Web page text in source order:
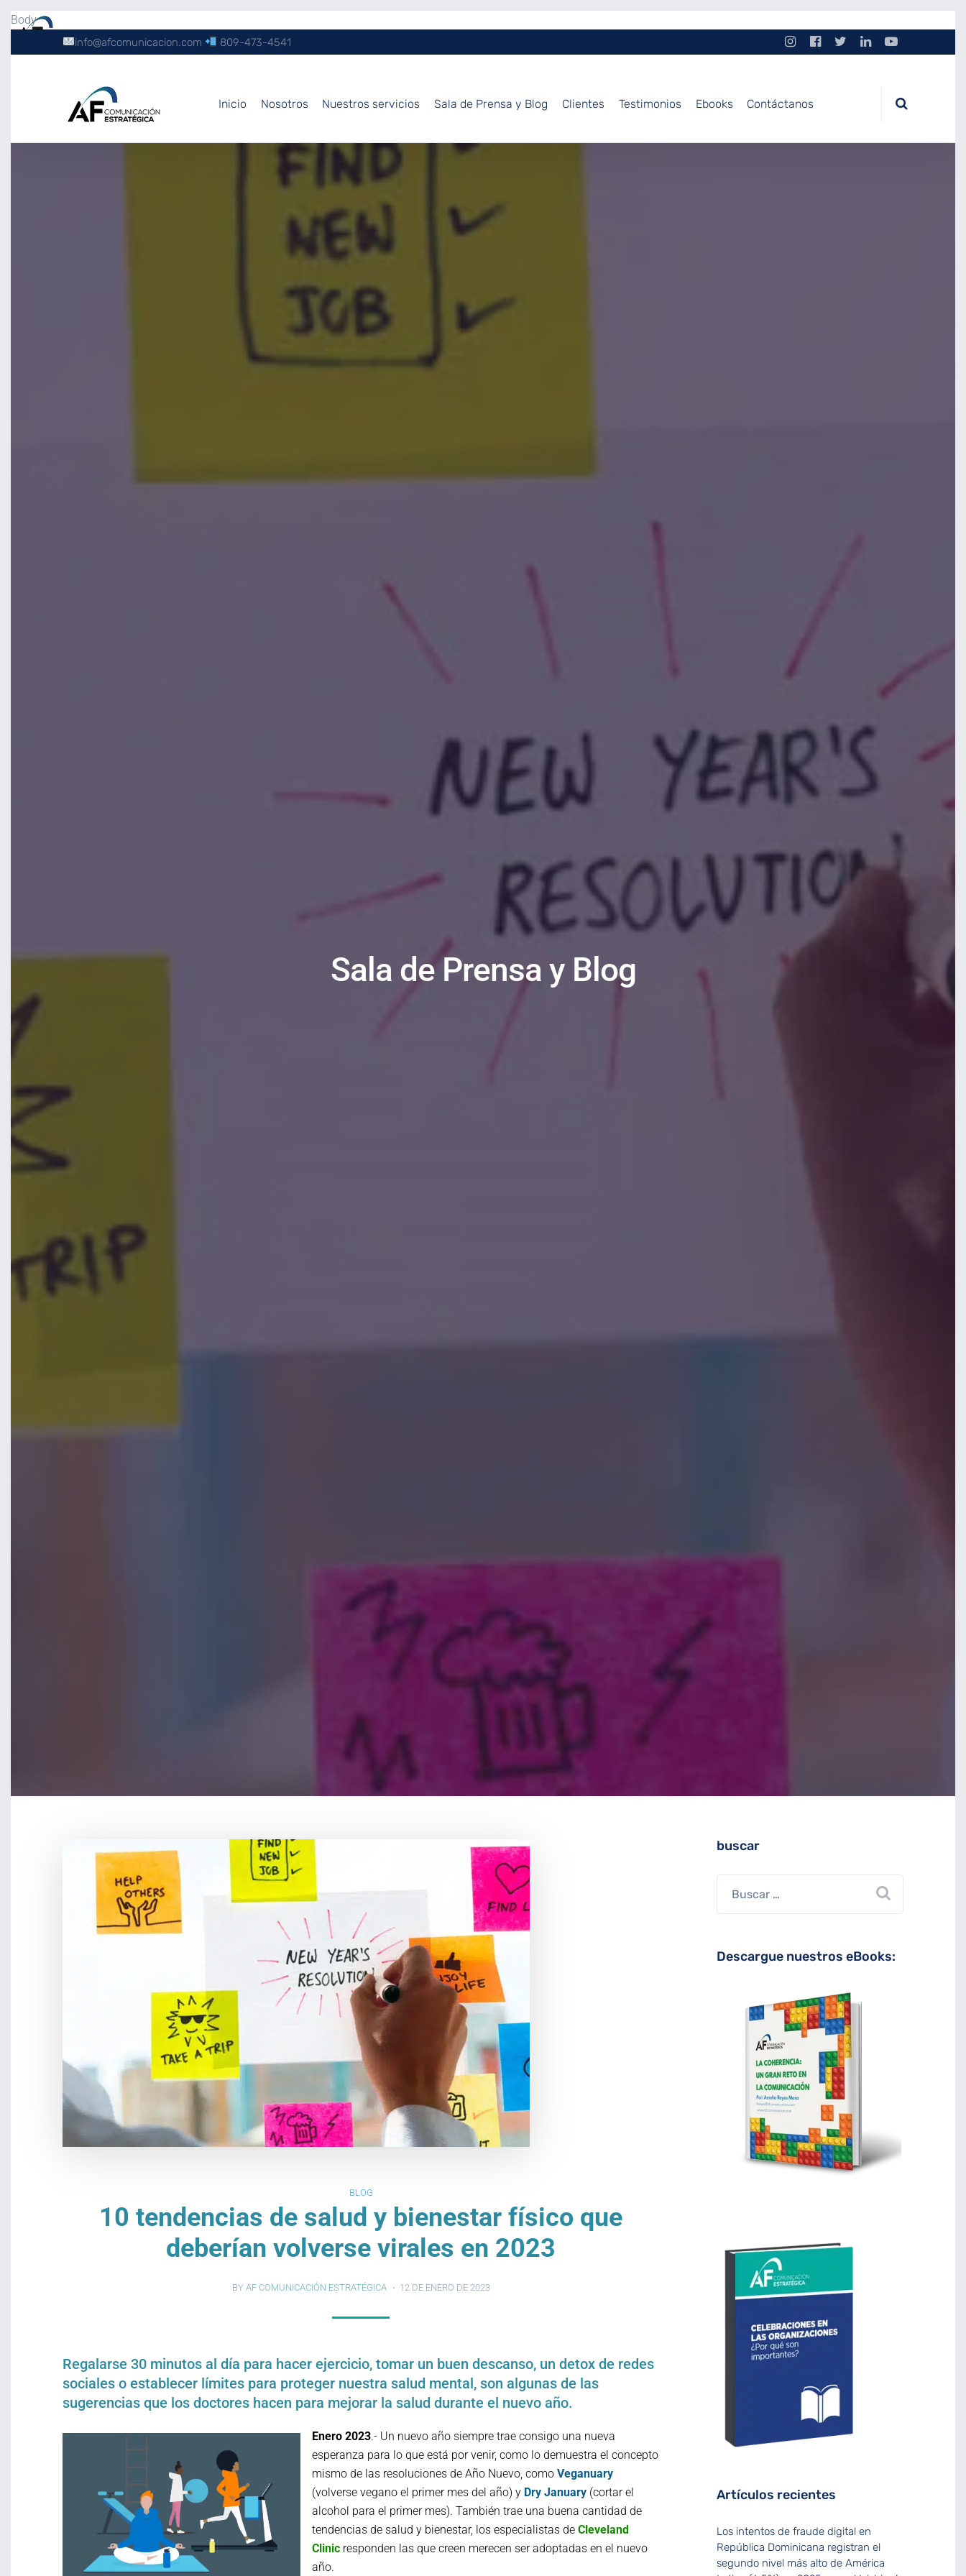
Body
info@afcomunicacion.com 809-473-4541
Inicio Nosotros Nuestros servicios Sala de Prensa y Blog Clientes Testimonios Ebooks Contáctanos
Sala de Prensa y Blog
BLOG
10 tendencias de salud y bienestar físico que
deberían volverse virales en 2023
BY AF COMUNICACIÓN ESTRATÉGICA 12 DE ENERO DE 2023
Regalarse 30 minutos al día para hacer ejercicio, tomar un buen descanso, un detox de redes
sociales o establecer límites para proteger nuestra salud mental, son algunas de las
sugerencias que los doctores hacen para mejorar la salud durante el nuevo año.
Enero 2023.- Un nuevo año siempre trae consigo una nueva
esperanza para lo que está por venir, como lo demuestra el concepto
mismo de las resoluciones de Año Nuevo, como Veganuary
(volverse vegano el primer mes del año) y Dry January (cortar el
alcohol para el primer mes). También trae una buena cantidad de
tendencias de salud y bienestar, los especialistas de Cleveland
Clinic responden las que creen merecen ser adoptadas en el nuevo
año.
buscar
Descargue nuestros eBooks:
Artículos recientes
Los intentos de fraude digital en
República Dominicana registran el
segundo nivel más alto de América